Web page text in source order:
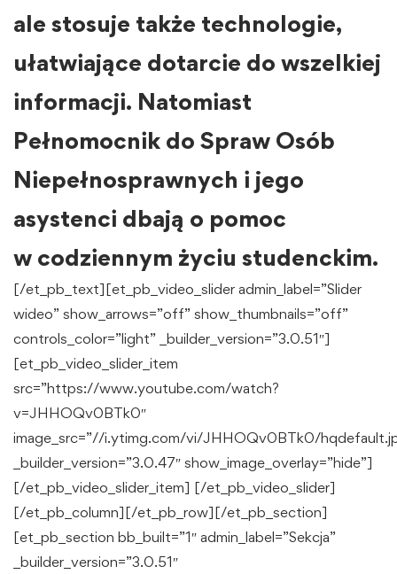
ale stosuje także technologie,
ułatwiające dotarcie do wszelkiej
informacji. Natomiast
Pełnomocnik do Spraw Osób
Niepełnosprawnych i jego
asystenci dbają o pomoc
w codziennym życiu studenckim.
[/et_pb_text][et_pb_video_slider admin_label=”Slider
wideo” show_arrows=”off” show_thumbnails=”off”
controls_color=”light” _builder_version=”3.0.51″]
[et_pb_video_slider_item
src=”https://www.youtube.com/watch?
v=JHHOQv0BTk0″
image_src=”//i.ytimg.com/vi/JHHOQv0BTk0/
_builder_version=”3.0.47″ show_image_overlay=”hide”]
[/et_pb_video_slider_item] [/et_pb_video_slider]
[/et_pb_column][/et_pb_row][/et_pb_section]
[et_pb_section bb_built=”1″ admin_label=”Sekcja”
_builder_version=”3.0.51″